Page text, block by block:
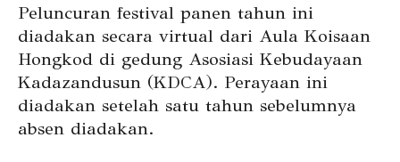
Peluncuran festival panen tahun ini
diadakan secara virtual dari Aula Koisaan
Hongkod di gedung Asosiasi Kebudayaan
Kadazandusun (KDCA). Perayaan ini
diadakan setelah satu tahun sebelumnya
absen diadakan.